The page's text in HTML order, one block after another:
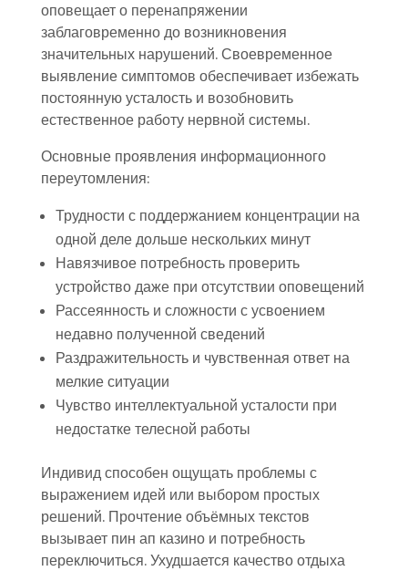
оповещает о перенапряжении
заблаговременно до возникновения
значительных нарушений. Своевременное
выявление симптомов обеспечивает избежать
постоянную усталость и возобновить
естественное работу нервной системы.
Основные проявления информационного
переутомления:
Трудности с поддержанием концентрации на
одной деле дольше нескольких минут
Навязчивое потребность проверить
устройство даже при отсутствии оповещений
Рассеянность и сложности с усвоением
недавно полученной сведений
Раздражительность и чувственная ответ на
мелкие ситуации
Чувство интеллектуальной усталости при
недостатке телесной работы
Индивид способен ощущать проблемы с
выражением идей или выбором простых
решений. Прочтение объёмных текстов
вызывает пин ап казино и потребность
переключиться. Ухудшается качество отдыха